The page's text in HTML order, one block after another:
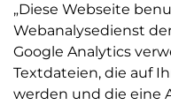
„Diese Webseite
Webanalysedienst der
Google Analytics
Textdateien, die auf
werden und die eine